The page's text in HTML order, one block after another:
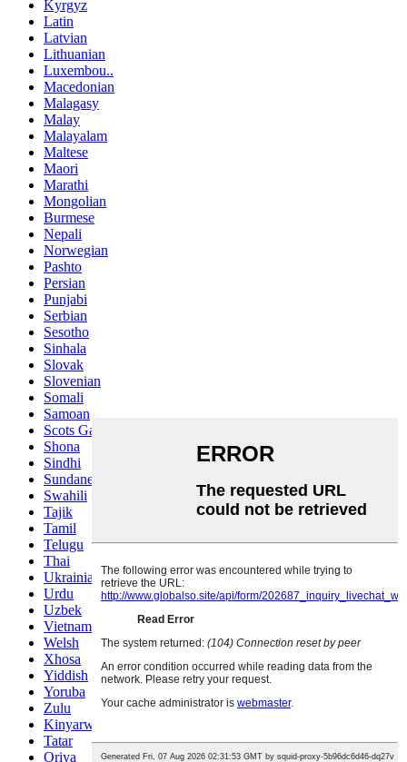
Kyrgyz
Latin
Latvian
Lithuanian
Luxembou..
Macedonian
Malagasy
Malay
Malayalam
Maltese
Maori
Marathi
Mongolian
Burmese
Nepali
Norwegian
Pashto
Persian
Punjabi
Serbian
Sesotho
Sinhala
Slovak
Slovenian
Somali
Samoan
Scots Gaelic
Shona
Sindhi
Sundanese
Swahili
Tajik
Tamil
Telugu
Thai
Ukrainian
Urdu
Uzbek
Vietnamese
Welsh
Xhosa
Yiddish
Yoruba
Zulu
Kinyarwanda
Tatar
Oriya